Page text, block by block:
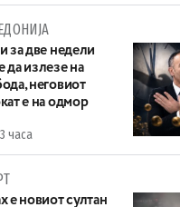
за две недели
да излезе на
неговиот
е на одмор
часа
е новиот султан